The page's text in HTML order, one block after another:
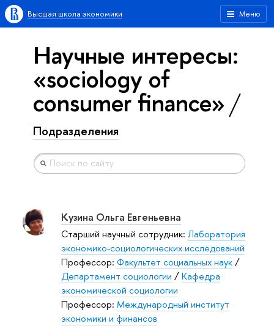
Меню
Высшая школа экономики
Научные интересы:
«sociology of
consumer finance»
Подразделения
Кузина Ольга Евгеньевна
Старший научный сотрудник: Лаборатория
экономико-социологических исследований
Профессор: Факультет социальных наук/
Департамент социологии /Кафедра
экономической социологии
Профессор: Международный институт
экономики и финансов